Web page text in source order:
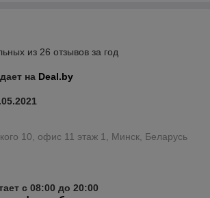
из 26 отзывов за год
на Deal.by
10, офис 11 этаж 1, Минск, Беларусь
с 08:00 до 20:00